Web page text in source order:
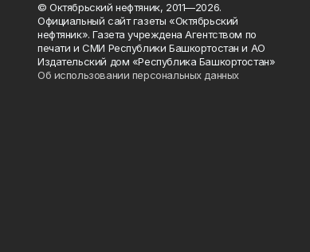
© Октябрьский нефтяник, 2011—2026.
Официальный сайт газеты «Октябрьский
нефтяник». Газета учреждена Агентством по
печати и СМИ Республики Башкортостан и АО
Издательский дом «Республика Башкортостан»
Об использовании персональных данных